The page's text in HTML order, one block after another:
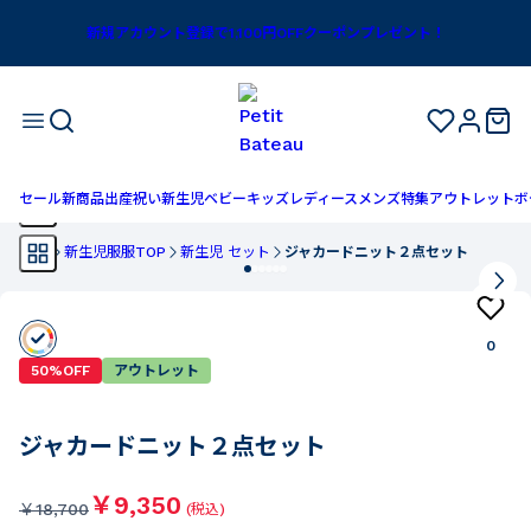
新規アカウント登録で1,100円OFFクーポンプレゼント！
セール新商品出産祝い新生児ベビーキッズ レディースメンズ特集アウトレットボ
TOP 新生児服服TOP 新生児 セット ジャカードニット２点セット
0
50%OFF
アウトレット
ジャカードニット２点セット
￥18,700￥9,350 (税込)